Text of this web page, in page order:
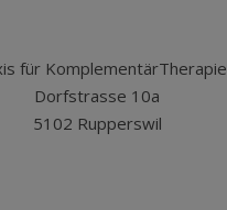
für KomplementärTherapie
Dorfstrasse 10a
5102 Rupperswil